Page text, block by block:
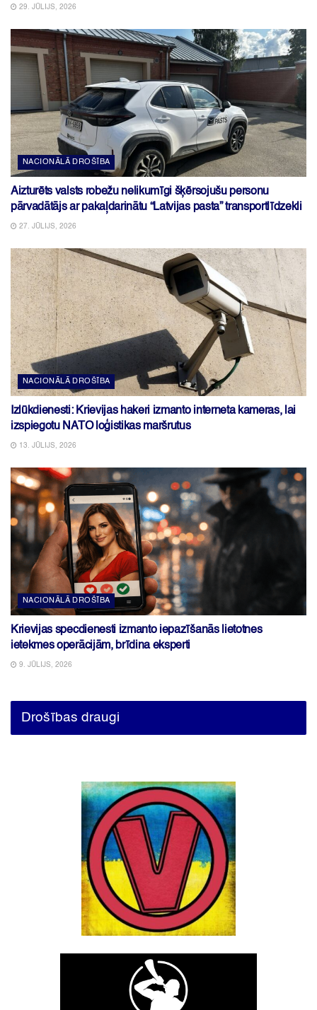
29. JŪLIJS, 2026
NACIONĀLĀ DROŠĪBA
Aizturēts valsts robežu nelikumīgi šķērsojušu personu
pārvadātājs ar pakaļdarinātu “Latvijas pasta” transportlīdzekli
27. JŪLIJS, 2026
NACIONĀLĀ DROŠĪBA
Izlūkdienesti: Krievijas hakeri izmanto interneta kameras, lai
izspiegotu NATO loģistikas maršrutus
13. JŪLIJS, 2026
NACIONĀLĀ DROŠĪBA
Krievijas specdienesti izmanto iepazīšanās lietotnes
ietekmes operācijām, brīdina eksperti
9. JŪLIJS, 2026
Drošības draugi